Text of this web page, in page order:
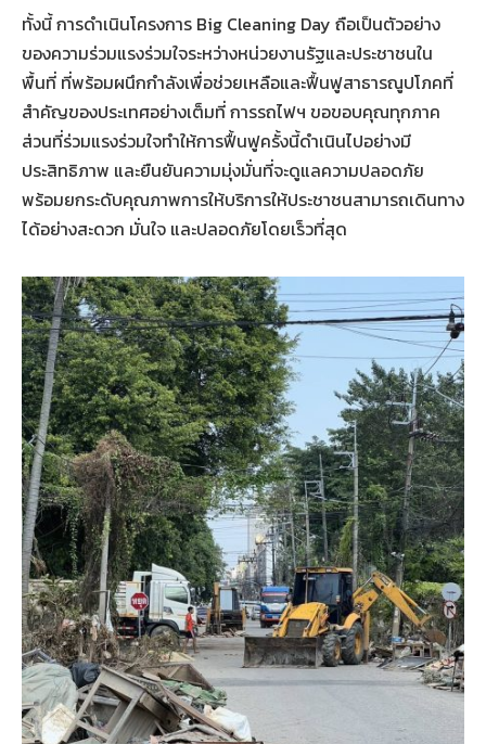
ทั้งนี้ การดำเนินโครงการ Big Cleaning Day ถือเป็นตัวอย่าง
ของความร่วมแรงร่วมใจระหว่างหน่วยงานรัฐและประชาชนใน
พื้นที่ ที่พร้อมผนึกกำลังเพื่อช่วยเหลือและฟื้นฟูสาธารณูปโภคที่
สำคัญของประเทศอย่างเต็มที่ การรถไฟฯ ขอขอบคุณทุกภาค
ส่วนที่ร่วมแรงร่วมใจทำให้การฟื้นฟูครั้งนี้ดำเนินไปอย่างมี
ประสิทธิภาพ และยืนยันความมุ่งมั่นที่จะดูแลความปลอดภัย
พร้อมยกระดับคุณภาพการให้บริการให้ประชาชนสามารถเดินทาง
ได้อย่างสะดวก มั่นใจ และปลอดภัยโดยเร็วที่สุด